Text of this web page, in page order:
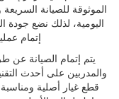
الموثوقة للصيانة
اليومية، لذلك نضع جودة
إتمام
يتم إتمام الصيانة عن
والمدربين على أحدث
قطع غيار أصلية